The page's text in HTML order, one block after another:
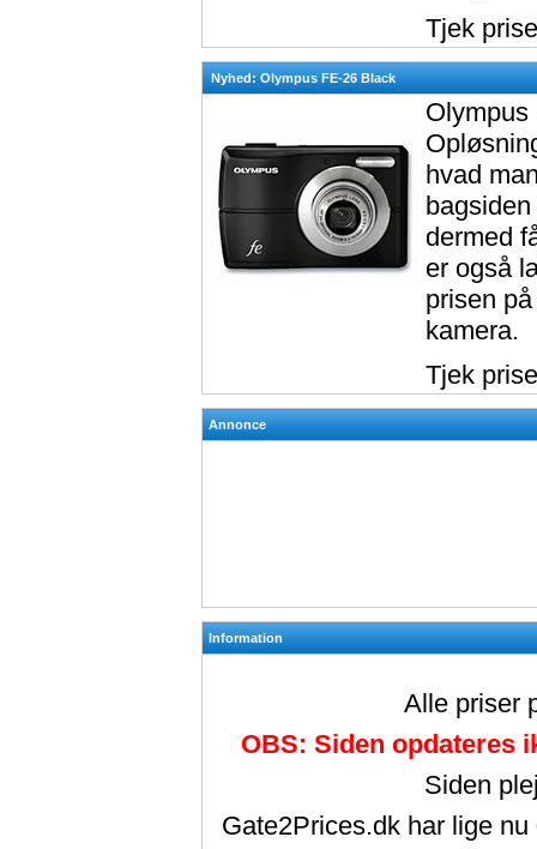
Tjek
Nyhed: Olympus FE-26 Black
Olympus
hvad
dermed
er også
prisen
kamera.
Tjek
Annonce
Information
Alle priser
OBS: Siden opdateres
Siden
Gate2Prices.dk har lige nu